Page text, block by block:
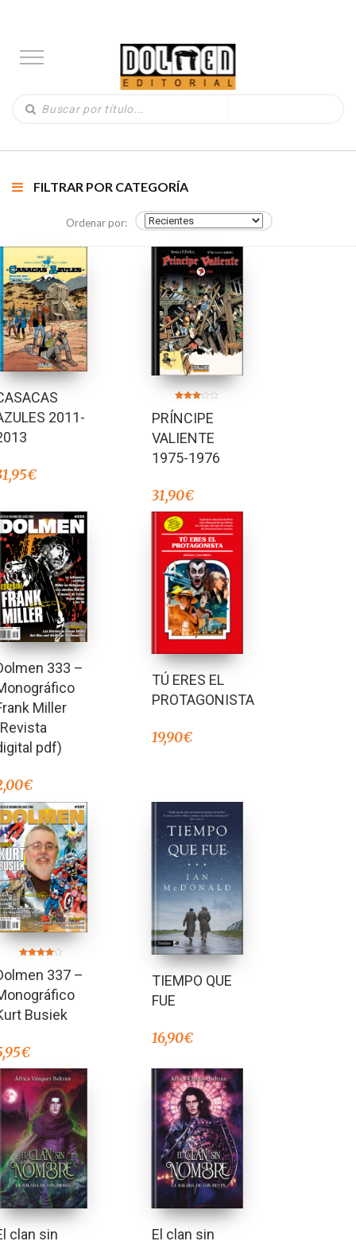
FILTRAR POR CATEGORÍA
Ordenar por:
2011-
€
en
3.00
de 5
PRÍNCIPE
VALIENTE
1975-1976
31,90€
333 –
Miller
pdf)
€
TÚ ERES EL
PROTAGONISTA
19,90€
en
4.00
337 –
Busiek
€
TIEMPO QUE
FUE
16,90€
clan sin
El clan sin